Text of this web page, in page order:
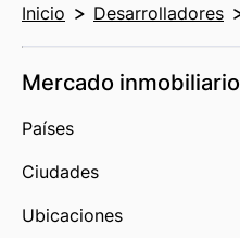
Inicio Desarrolladores
Mercado inmobiliario
Países
Ciudades
Ubicaciones